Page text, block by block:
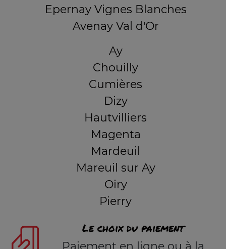
Epernay Vignes Blanches
Avenay Val d'Or
Ay
Chouilly
Cumières
Dizy
Hautvilliers
Magenta
Mardeuil
Mareuil sur Ay
Oiry
Pierry
Le choix du paiement
Paiement en ligne ou à la